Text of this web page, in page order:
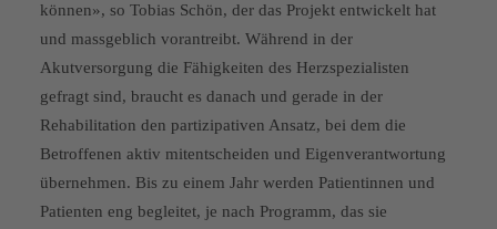
können», so Tobias Schön, der das Projekt entwickelt hat
und massgeblich vorantreibt. Während in der
Akutversorgung die Fähigkeiten des Herzspezialisten
gefragt sind, braucht es danach und gerade in der
Rehabilitation den partizipativen Ansatz, bei dem die
Betroffenen aktiv mitentscheiden und Eigenverantwortung
übernehmen. Bis zu einem Jahr werden Patientinnen und
Patienten eng begleitet, je nach Programm, das sie